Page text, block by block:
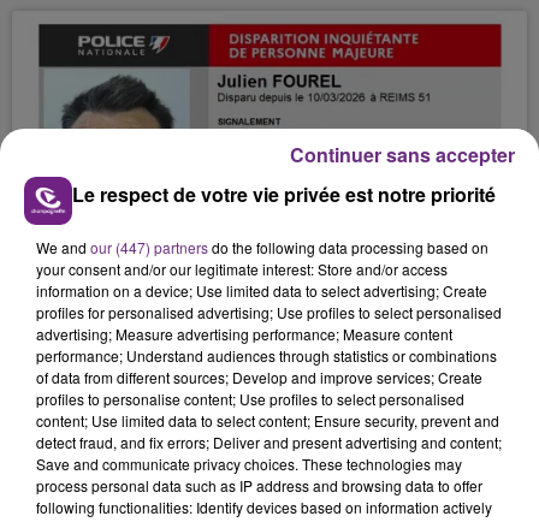
JAMAIS SANS MON FRÈRE
Julien Fourel n'a plus donné signé de vie depuis 5
mois. Sa sœur poursuit ses recherches pour le
retrouver.
Le respect de votre vie privée est notre priorité
We and our (447) partnersdo the following data processing based on
your consent and/or our legitimate interest: Store and/or access
information on a device; Use limited data to select advertising; Create
profiles for personalised advertising; Use profiles to select personalised
advertising; Measure advertising performance; Measure content
performance; Understand audiences through statistics or combinations
of data from different sources; Develop and improve services; Create
profiles to personalise content; Use profiles to select personalised
content; Use limited data to select content; Ensure security, prevent and
detect fraud, and fix errors; Deliver and present advertising and content;
Save and communicate privacy choices. These technologies may
process personal data such as IP address and browsing data to offer
following functionalities: Identify devices based on information actively
Continuer sans accepter